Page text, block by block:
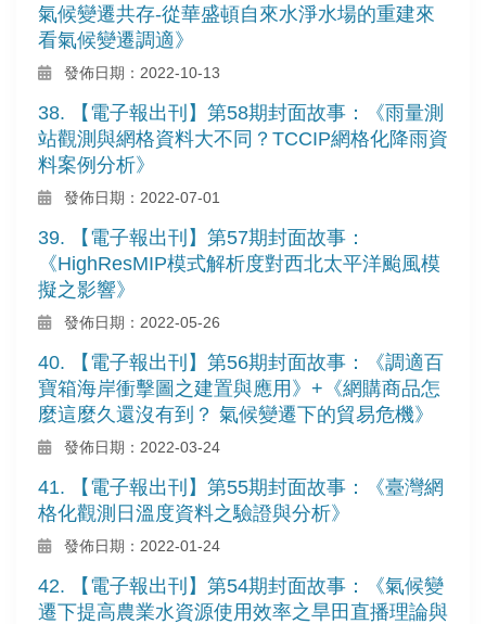
氣候變遷共存-從華盛頓自來水淨水場的重建來
看氣候變遷調適》
發佈日期：2022-10-13
38. 【電子報出刊】第58期封面故事：《雨量測
站觀測與網格資料大不同？TCCIP網格化降雨資
料案例分析》
發佈日期：2022-07-01
39. 【電子報出刊】第57期封面故事：
《HighResMIP模式解析度對西北太平洋颱風模
擬之影響》
發佈日期：2022-05-26
40. 【電子報出刊】第56期封面故事：《調適百
寶箱海岸衝擊圖之建置與應用》+《網購商品怎
麼這麼久還沒有到？ 氣候變遷下的貿易危機》
發佈日期：2022-03-24
41. 【電子報出刊】第55期封面故事：《臺灣網
格化觀測日溫度資料之驗證與分析》
發佈日期：2022-01-24
42. 【電子報出刊】第54期封面故事：《氣候變
遷下提高農業水資源使用效率之旱田直播理論與